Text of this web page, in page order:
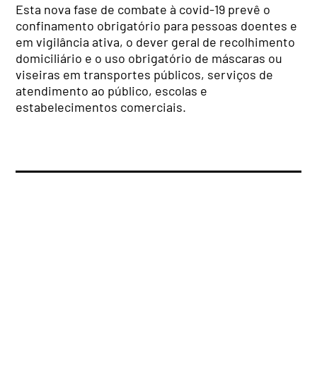
Esta nova fase de combate à covid-19 prevê o
confinamento obrigatório para pessoas doentes e
em vigilância ativa, o dever geral de recolhimento
domiciliário e o uso obrigatório de máscaras ou
viseiras em transportes públicos, serviços de
atendimento ao público, escolas e
estabelecimentos comerciais.